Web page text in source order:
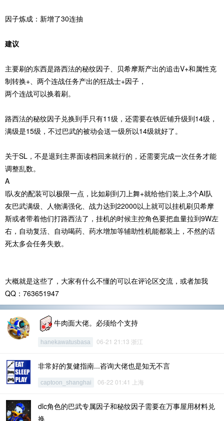
因子炼成：新增了30连抽
建议
主要刷的东西是路西法的秘纹因子、贝希摩斯产出的追击V+和属性克
制转换+、两个连战任务产出的狂战士+因子，
两个连战可以换着刷。
路西法的秘纹因子兑换到手只有11级，还需要在铁匠铺升级到14级，
满级是15级，不过巴武的被动会送一级所以14级就好了。
关于SL，不是退到主界面读档回来就行的，还需要完成一次任务才能
调整乱数。
A
I队友的配装可以极限一点，比如刷到刀上舞+就给他们装上,3个AI队
友巴武满级、人物满强化、战力达到22000以上就可以挂机刷贝希摩
斯或者带着他们打路西法了，挂机的时候主控角色要把血量拉到9W左
右，自动复活、自动喝药、药水增加等辅助性机能都装上，不然的话
死太多会任务失败。
大概就是这些了，大家有什么不懂的可以在评论区交流，或者加我
QQ：763651947
牛肉面大佬。必须给个支持
hanekawatusbasa 06-21 21:13 浙江
非常好的复健指南...咨询大佬也是知无不言
captoon_shanghai 06-22 01:41 上海
dlc角色的巴武专属因子和秘纹因子需要在万事屋用材料兑
换